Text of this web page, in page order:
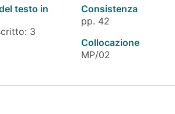
testo in
3
Consistenza
pp. 42
Collocazione
MP/02